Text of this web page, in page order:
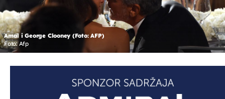
Amal i George Clooney (Foto: AFP)
Foto: Afp